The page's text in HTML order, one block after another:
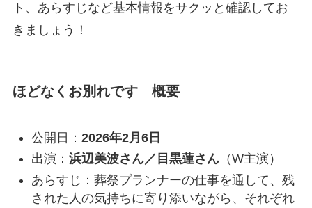
ト、あらすじなど基本情報をサクッと確認してお
きましょう！
ほどなくお別れです 概要
公開日： 2026年2月6日
出演： 浜辺美波さん／目黒蓮さん（W主演）
あらすじ：葬祭プランナーの仕事を通して、残
された人の気持ちに寄り添いながら、それぞれ